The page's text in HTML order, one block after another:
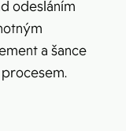
odesláním
a šance